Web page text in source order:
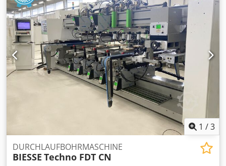
1 /3
DURCHLAUFBOHRMASCHINE
BIESSE Techno FDT CN